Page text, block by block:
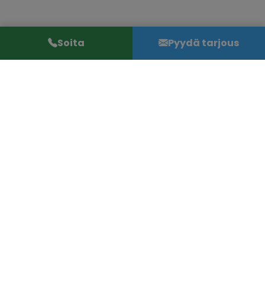
Soita Pyydä tarjous